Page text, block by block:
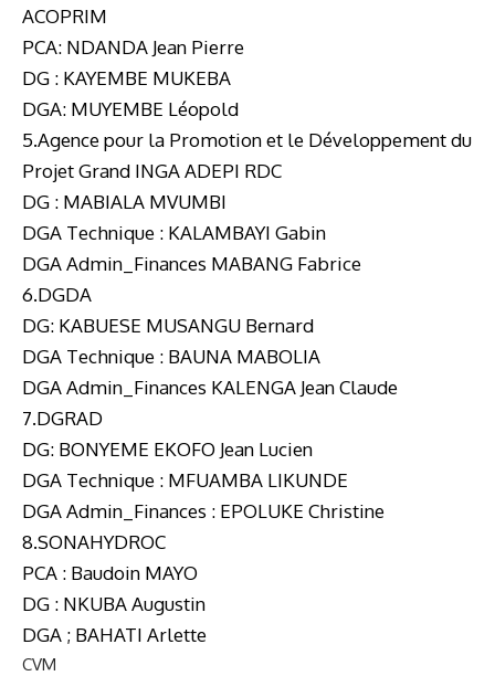
ACOPRIM
PCA: NDANDA Jean Pierre
DG : KAYEMBE MUKEBA
DGA: MUYEMBE Léopold
5.Agence pour la Promotion et le Développement du
Projet Grand INGA ADEPI RDC
DG : MABIALA MVUMBI
DGA Technique : KALAMBAYI Gabin
DGA Admin_Finances MABANG Fabrice
6.DGDA
DG: KABUESE MUSANGU Bernard
DGA Technique : BAUNA MABOLIA
DGA Admin_Finances KALENGA Jean Claude
7.DGRAD
DG: BONYEME EKOFO Jean Lucien
DGA Technique : MFUAMBA LIKUNDE
DGA Admin_Finances : EPOLUKE Christine
8.SONAHYDROC
PCA : Baudoin MAYO
DG : NKUBA Augustin
DGA ; BAHATI Arlette
CVM